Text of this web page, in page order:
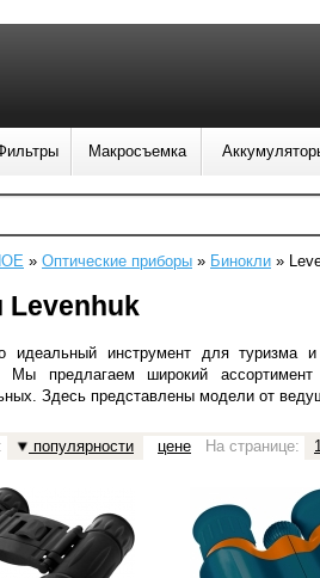
» Оптические приборы » Бинокли »
Levenhuk
идеальный инструмент для туризма и
Мы предлагаем широкий
Здесь представлены модели от
популярности цене На странице:
Макросъемка